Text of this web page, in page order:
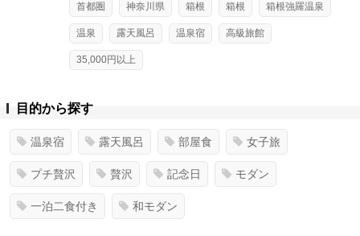
首都圏 神奈川県 箱根 箱根 箱根強羅温泉
温泉 露天風呂 温泉宿 高級旅館
35,000円以上
目的から探す
温泉宿 露天風呂 部屋食 女子旅
プチ贅沢 贅沢 記念日 モダン
一泊二食付き 和モダン